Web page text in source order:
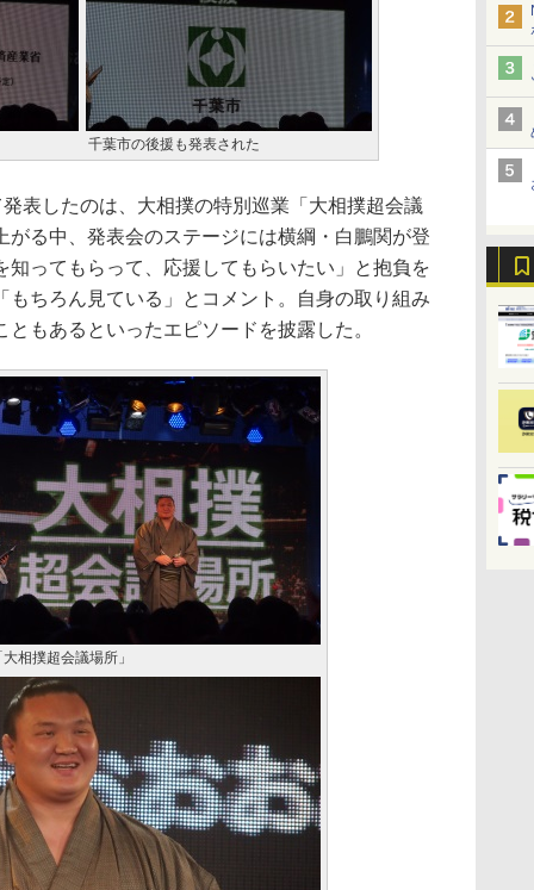
千葉市の後援も発表された
表したのは、大相撲の特別巡業「大相撲超会議
がる中、発表会のステージには横綱・白鵬関が登
知ってもらって、応援してもらいたい」と抱負を
もちろん見ている」とコメント。自身の取り組み
もあるといったエピソードを披露した。
相撲超会議場所」